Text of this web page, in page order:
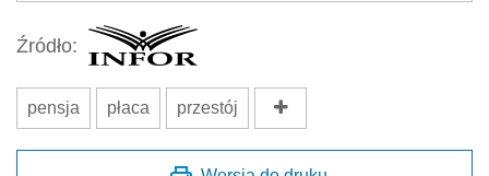
Źródło:
pensja płaca przestój